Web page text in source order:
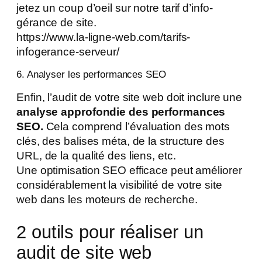
jetez un coup d’oeil sur notre tarif d’info-
gérance de site.
https://www.la-ligne-web.com/tarifs-
infogerance-serveur/
6. Analyser les performances SEO
Enfin, l’audit de votre site web doit inclure une
analyse approfondie des performances
SEO. Cela comprend l’évaluation des mots
clés, des balises méta, de la structure des
URL, de la qualité des liens, etc.
Une optimisation SEO efficace peut améliorer
considérablement la visibilité de votre site
web dans les moteurs de recherche.
2 outils pour réaliser un
audit de site web